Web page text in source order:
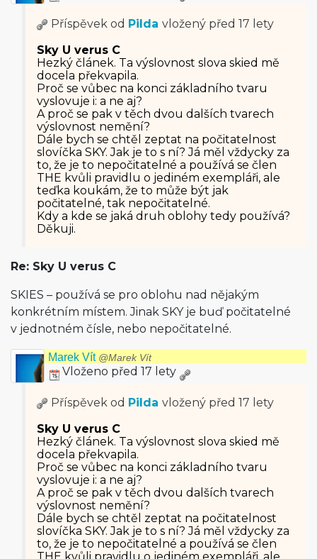
Příspěvek od Pilda vložený před 17 lety
Sky U verus C
Hezký článek. Ta výslovnost slova skied mě
docela překvapila.
Proč se vůbec na konci základního tvaru
vyslovuje i: a ne aj?
A proč se pak v těch dvou dalších tvarech
výslovnost nemění?
Dále bych se chtěl zeptat na počitatelnost
slovíčka SKY. Jak je to s ní? Já měl vždycky za
to, že je to nepočitatelné a používá se člen
THE kvůli pravidlu o jediném exempláři, ale
teďka koukám, že to může být jak
počitatelné, tak nepočitatelné.
Kdy a kde se jaká druh oblohy tedy používá?
Děkuji.
Re: Sky U verus C
SKIES – používá se pro oblohu nad nějakým
konkrétním místem. Jinak SKY je buď počitatelné
v jednotném čísle, nebo nepočitatelné.
Marek Vít @Marek Vít
Vloženo před 17 lety
Příspěvek od Pilda vložený před 17 lety
Sky U verus C
Hezký článek. Ta výslovnost slova skied mě
docela překvapila.
Proč se vůbec na konci základního tvaru
vyslovuje i: a ne aj?
A proč se pak v těch dvou dalších tvarech
výslovnost nemění?
Dále bych se chtěl zeptat na počitatelnost
slovíčka SKY. Jak je to s ní? Já měl vždycky za
to, že je to nepočitatelné a používá se člen